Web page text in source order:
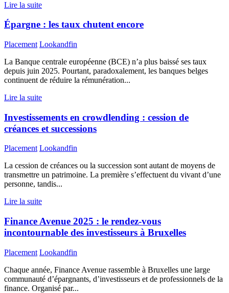
Lire la suite
Épargne : les taux chutent encore
Placement Lookandfin
La Banque centrale européenne (BCE) n’a plus baissé ses taux
depuis juin 2025. Pourtant, paradoxalement, les banques belges
continuent de réduire la rémunération...
Lire la suite
Investissements en crowdlending : cession de
créances et successions
Placement Lookandfin
La cession de créances ou la succession sont autant de moyens de
transmettre un patrimoine. La première s’effectuent du vivant d’une
personne, tandis...
Lire la suite
Finance Avenue 2025 : le rendez-vous
incontournable des investisseurs à Bruxelles
Placement Lookandfin
Chaque année, Finance Avenue rassemble à Bruxelles une large
communauté d’épargnants, d’investisseurs et de professionnels de la
finance. Organisé par...